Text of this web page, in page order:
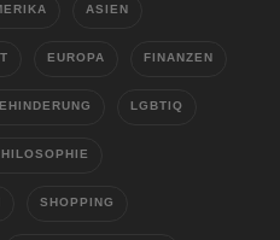
ASIEN
EUROPA FINANZEN
LGBTIQ
SHOPPING